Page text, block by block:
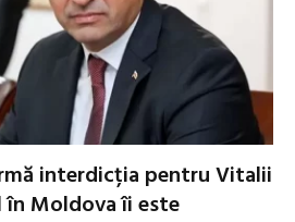
interdicția pentru Vitalii
în Moldova îi este